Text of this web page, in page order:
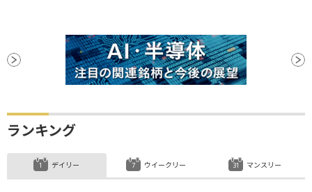
ランキング
デイリー ウイークリー マンスリー